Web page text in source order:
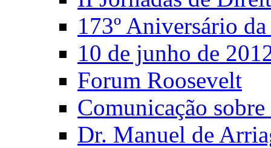
173º Aniversário
10 de junho de
Forum Roosevelt
Comunicação
Dr. Manuel de